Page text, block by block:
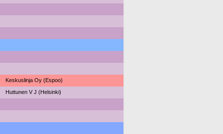
Keskuslinja Oy (Espoo)
Huttunen V J (Helsinki)